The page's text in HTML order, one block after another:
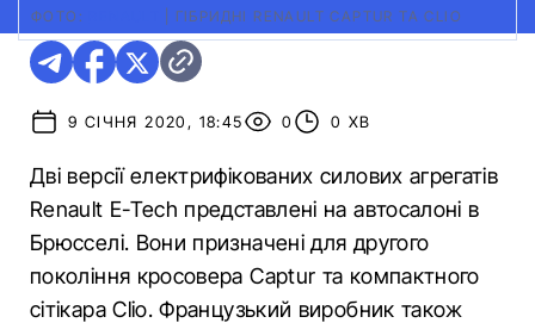
ФОТО: ГІБРИДНІ RENAULT CAPTUR ТА CLIO
9 СІЧНЯ 2020, 18:45 0 0 ХВ
Дві версії електрифікованих силових агрегатів
Renault E-Tech представлені на автосалоні в
Брюсселі. Вони призначені для другого
покоління кросовера Captur та компактного
сітікара Clio. Французький виробник також